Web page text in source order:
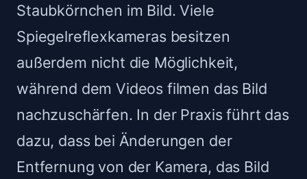
Staubkörnchen im Bild. Viele
Spiegelreflexkameras besitzen
außerdem nicht die Möglichkeit,
während dem Videos filmen das Bild
nachzuschärfen. In der Praxis führt das
dazu, dass bei Änderungen der
Entfernung von der Kamera, das Bild